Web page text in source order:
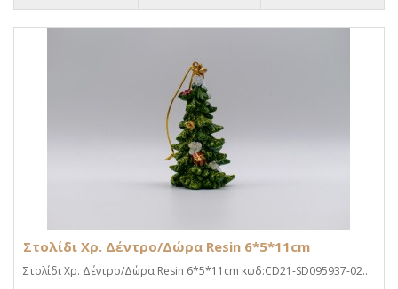
Στολίδι Χρ. Δέντρο/Δώρα Resin 6*5*11cm
Στολίδι Χρ. Δέντρο/Δώρα Resin 6*5*11cm κωδ:CD21-SD095937-02..